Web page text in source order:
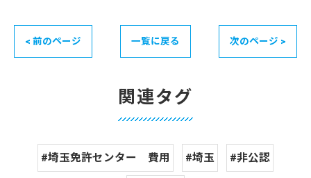
< 前のページ 一覧に戻る 次のページ >
関連タグ
#埼玉免許センター 費用 #埼玉 #非公認